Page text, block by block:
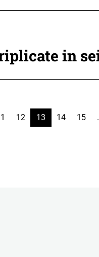
in
12 13 14 15